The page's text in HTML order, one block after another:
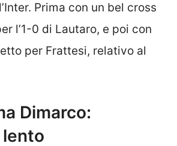
Prima con un bel cross
l’1-0 di Lautaro, e poi con
per Frattesi, relativo al
Dimarco: